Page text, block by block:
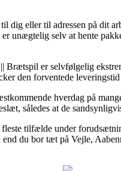
dig eller til adressen på dit
unægtelig selv at hente
Brætspil er selvfølgelig
den forventede
hverdag på
således at de
tilfælde under
du bor tæt på Vejle,